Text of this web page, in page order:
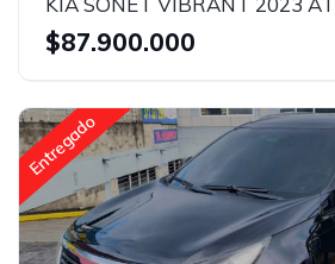
$87.900.000
Entregado